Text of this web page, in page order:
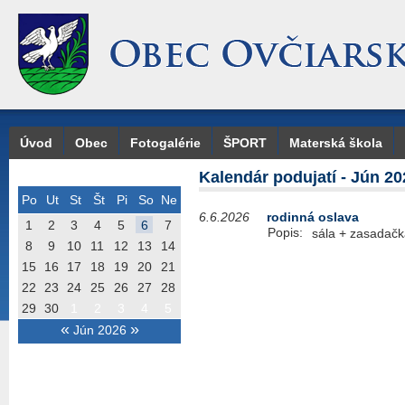
Úvod Obec Fotogalérie ŠPORT Materská škola
Po Ut St Št Pi So Ne
« Jún 2026 »
1 2 3 4 5 6
7
8
9 10 11 12 13
14
15
16 17 18 19 20
21
22
23 24 25 26 27
28
29
30
Kalendár podujatí - Jún
6.6.2026
rodinná oslava
Popis:
sála +